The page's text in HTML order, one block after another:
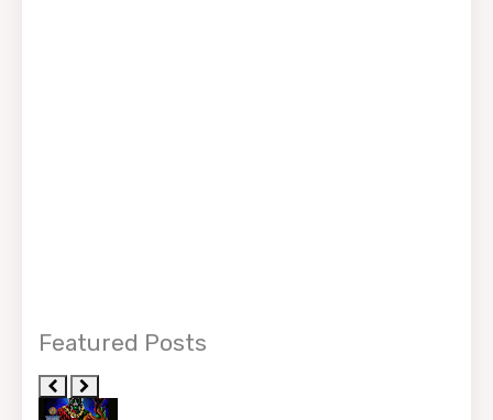
Featured Posts